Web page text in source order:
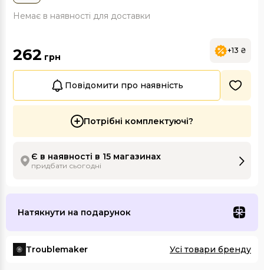
Немає в наявності для доставки
262 грн
+13 ₴
Повідомити про наявність
Потрібні комплектуючі?
Є в наявності в 15 магазинах
придбати сьогодні
Натякнути на подарунок
Troublemaker Усі товари бренду